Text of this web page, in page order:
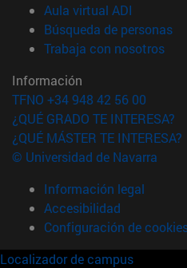
Aula virtual ADI
Búsqueda de personas
Trabaja con nosotros
Información
TFNO +34 948 42 56 00
¿QUÉ GRADO TE INTERESA?
¿QUÉ MÁSTER TE INTERESA?
© Universidad de Navarra
Información legal
Accesibilidad
Configuración de
Localizador de campus